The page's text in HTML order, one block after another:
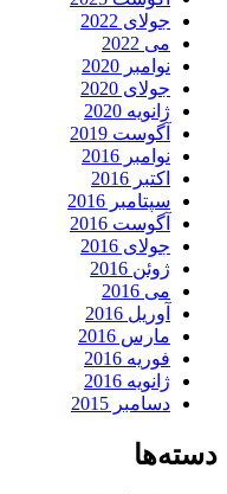
جولای 2022
می 2022
نوامبر 2020
جولای 2020
ژانویه 2020
آگوست 2019
نوامبر 2016
اکتبر 2016
سپتامبر 2016
آگوست 2016
جولای 2016
ژوئن 2016
می 2016
آوریل 2016
مارس 2016
فوریه 2016
ژانویه 2016
دسامبر 2015
دسته‌ها